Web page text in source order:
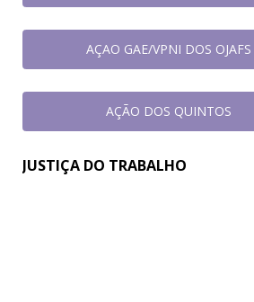
AÇAO GAE/VPNI DOS OJAFS
AÇÃO DOS QUINTOS
JUSTIÇA DO TRABALHO